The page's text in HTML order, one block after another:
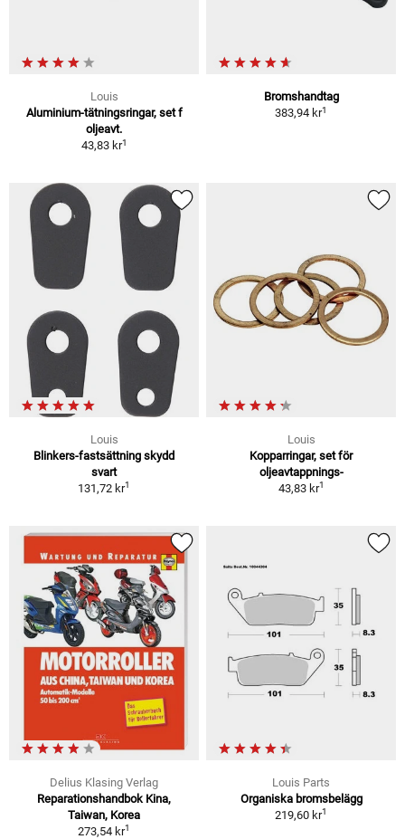
Louis
Aluminium-tätningsringar, set f
oljeavt.
43,83 kr1
Bromshandtag
383,94 kr1
Louis
Blinkers-fastsättning skydd
svart
131,72 kr1
Louis
Kopparringar, set för
oljeavtappnings-
43,83 kr1
Delius Klasing Verlag
Reparationshandbok Kina,
Taiwan, Korea
273,54 kr1
Louis Parts
Organiska bromsbelägg
219,60 kr1